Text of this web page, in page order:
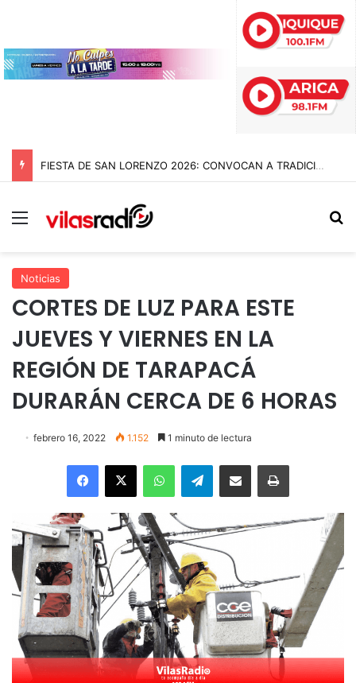
FIESTA DE SAN LORENZO 2026: CONVOCAN A TRADICIONAL ROMERÍA AL CEMENTERIO PARA RECORDAR A DEVOTOS Y PROMESANTES
Menú
Noticias
CORTES DE LUZ PARA ESTE
JUEVES Y VIERNES EN LA
REGIÓN DE TARAPACÁ
DURARÁN CERCA DE 6 HORAS
febrero 16, 2022 1.152 1 minuto de lectura
Facebook
X WhatsAppTelegramEnviar vía email Imprimir